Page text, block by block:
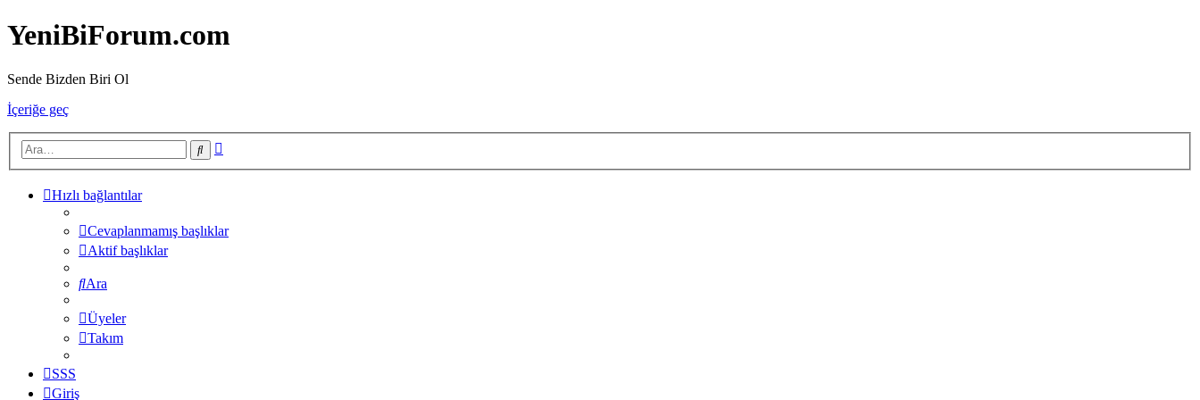
YeniBiForum.com
Sende Bizden Biri Ol
İçeriğe geç
Ara
Hızlı bağlantılar
Cevaplanmamış başlıklar
Aktif başlıklar
Ara
Üyeler
Takım
SSS
Giriş